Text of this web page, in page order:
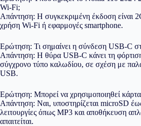
Wi-Fi;
Απάντηση: Η συγκεκριμένη έκδοση είναι
χρήση Wi-Fi ή εφαρμογές smartphone.
Ερώτηση: Τι σημαίνει η σύνδεση USB-C
Απάντηση: Η θύρα USB-C κάνει τη
σύγχρονο τύπο καλωδίου, σε σχέση με
USB.
Ερώτηση: Μπορεί να χρησιμοποιηθεί
Απάντηση: Ναι, υποστηρίζεται microSD
λειτουργίες όπως MP3 και αποθήκευση
απαιτείται.